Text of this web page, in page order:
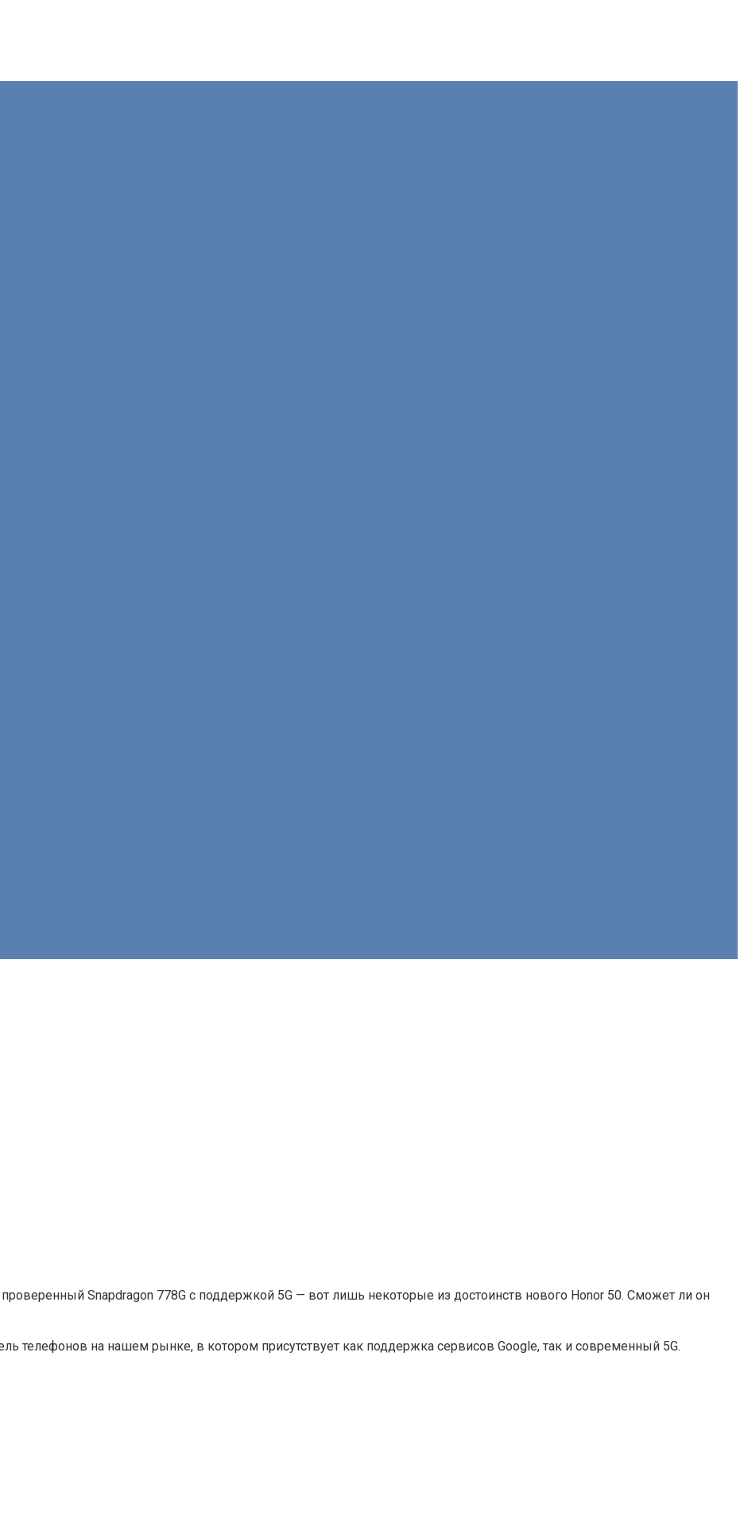
Snapdragon 778G с поддержкой 5G — вот лишь некоторые из достоинств нового Honor 50. Сможет ли он
телефонов на нашем рынке, в котором присутствует как поддержка сервисов Google, так и современный 5G.